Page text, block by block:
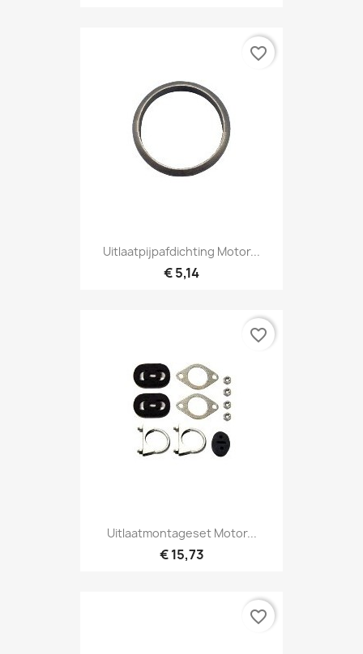
Uitlaatpijpafdichting Motor...
€ 5,14
favorite_border
Uitlaatmontageset Motor...
€ 15,73
favorite_border
favorite_border